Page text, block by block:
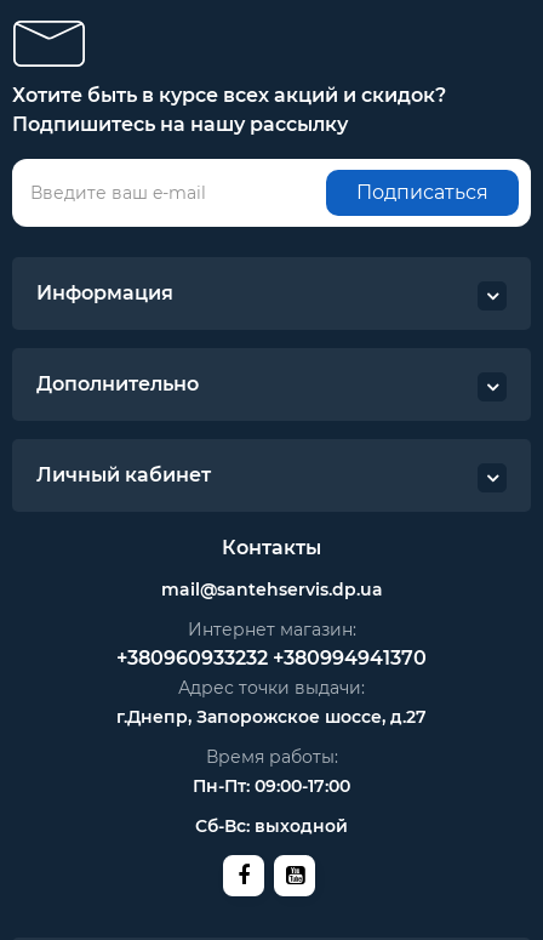
Хотите быть в курсе всех акций и скидок?
Подпишитесь на нашу рассылку
Подписаться
Информация
Дополнительно
Личный кабинет
Контакты
mail@santehservis.dp.ua
Интернет магазин:
+380960933232 +380994941370
Адрес точки выдачи:
г.Днепр, Запорожское шоссе, д.27
Время работы:
Пн-Пт: 09:00-17:00
Сб-Вс: выходной